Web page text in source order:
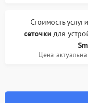
Стоимость услуги
сеточки для
Цена